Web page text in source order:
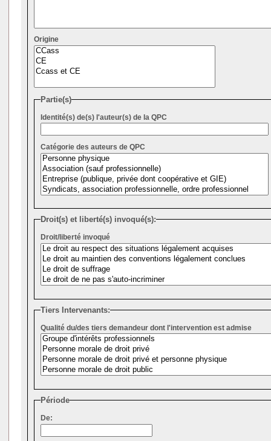
Origine
Partie(s)
Identité(s) de(s) l'auteur(s) de la QPC
Catégorie des auteurs de QPC
Droit(s) et liberté(s) invoqué(s):
Droit/liberté invoqué
Tiers Intervenants:
Qualité du/des tiers demandeur dont l'intervention est admise
Période
De: